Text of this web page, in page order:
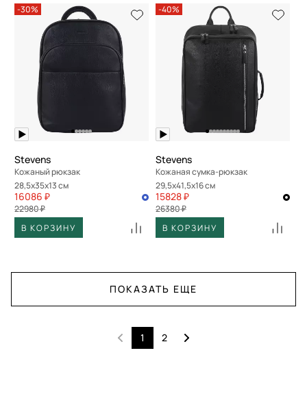
-30%
Stevens
Кожаный рюкзак
28,5x35x13 см
16086 ₽
22980 ₽
В КОРЗИНУ
-40%
Stevens
Кожаная сумка-рюкзак
29,5x41,5x16 см
15828 ₽
26380 ₽
В КОРЗИНУ
ПОКАЗАТЬ ЕЩЕ
1 2